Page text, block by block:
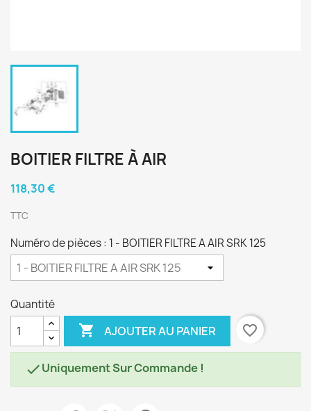
BOITIER FILTRE À AIR
118,30 €
TTC
Numéro de pièces : 1 - BOITIER FILTRE A AIR SRK 125
Quantité
 AJOUTER AU PANIER favorite_border
Uniquement Sur Commande !